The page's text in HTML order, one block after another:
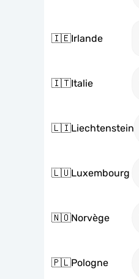
🇮🇪Irlande
🇮🇹Italie
🇱🇮Liechtenstein
🇱🇺Luxembourg
🇳🇴Norvège
🇵🇱Pologne